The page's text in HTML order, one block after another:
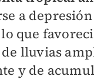
a depresión
que
lluvias
y de